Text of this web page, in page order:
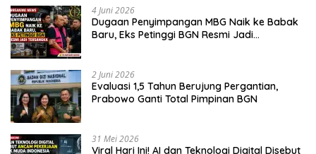
4 Juni 2026
Dugaan Penyimpangan MBG Naik ke Babak
Baru, Eks Petinggi BGN Resmi Jadi
2 Juni 2026
Evaluasi 1,5 Tahun Berujung Pergantian,
Prabowo Ganti Total Pimpinan BGN
31 Mei 2026
Viral Hari Ini! AI dan Teknologi Digital Disebut